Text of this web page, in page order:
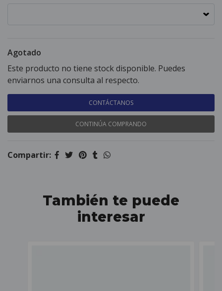
Agotado
Este producto no tiene stock disponible. Puedes
enviarnos una consulta al respecto.
CONTÁCTANOS
CONTINÚA COMPRANDO
Compartir:
También te puede
interesar